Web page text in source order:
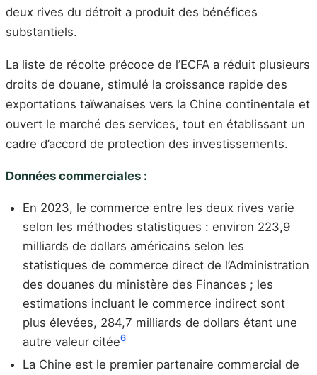
deux rives du détroit a produit des bénéfices
substantiels.
La liste de récolte précoce de l’ECFA a réduit plusieurs
droits de douane, stimulé la croissance rapide des
exportations taïwanaises vers la Chine continentale et
ouvert le marché des services, tout en établissant un
cadre d’accord de protection des investissements.
Données commerciales :
En 2023, le commerce entre les deux rives varie
selon les méthodes statistiques : environ 223,9
milliards de dollars américains selon les
statistiques de commerce direct de l’Administration
des douanes du ministère des Finances ; les
estimations incluant le commerce indirect sont
plus élevées, 284,7 milliards de dollars étant une
autre valeur citée6
La Chine est le premier partenaire commercial de